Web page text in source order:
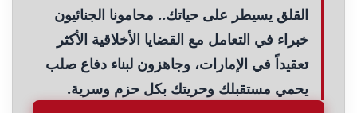
القلق يسيطر على حياتك.. محامونا الجنائيون
خبراء في التعامل مع القضايا الأخلاقية الأكثر
تعقيداً في الإمارات، وجاهزون لبناء دفاع صلب
يحمي مستقبلك وحريتك بكل حزم وسرية.